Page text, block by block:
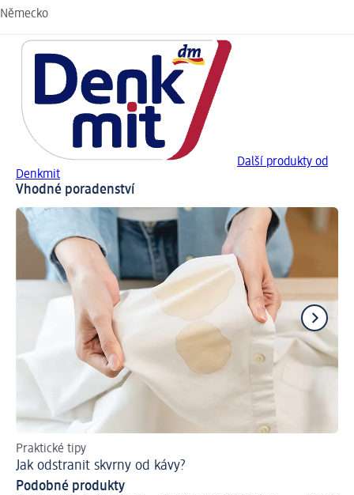
Německo
Další produkty od
Denkmit
Vhodné poradenství
Praktické tipy
Jak odstranit skvrny od kávy?
Podobné produkty